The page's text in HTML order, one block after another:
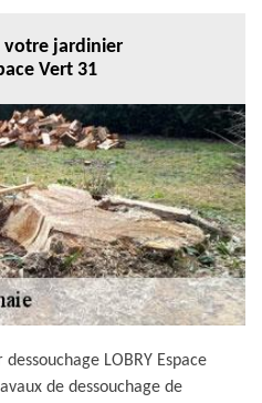
votre jardinier
Vert 31
LOBRY Espace
de dessouchage de